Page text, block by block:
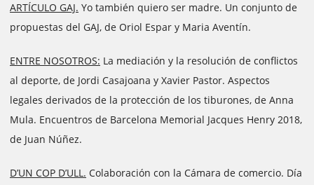
ARTÍCULO GAJ. Yo también quiero ser madre. Un conjunto de
propuestas del GAJ, de Oriol Espar y Maria Aventín.
ENTRE NOSOTROS: La mediación y la resolución de conflictos
al deporte, de Jordi Casajoana y Xavier Pastor. Aspectos
legales derivados de la protección de los tiburones, de Anna
Mula. Encuentros de Barcelona Memorial Jacques Henry 2018,
de Juan Núñez.
D’UN COP D’ULL. Colaboración con la Cámara de comercio. Día